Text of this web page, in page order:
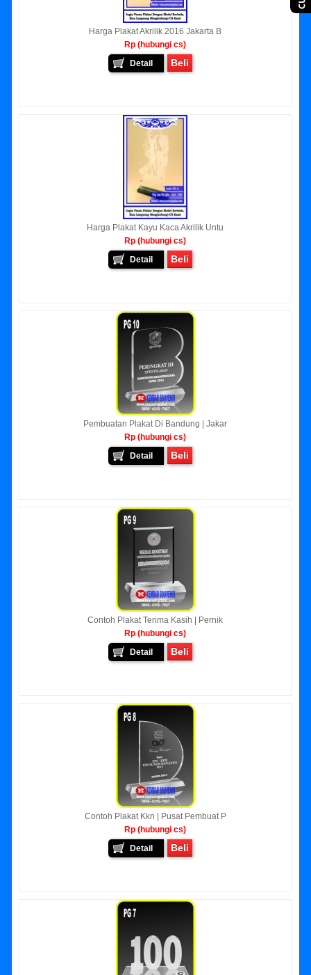
Harga Plakat Akrilik 2016 Jakarta B
Rp (hubungi cs)
Detail
Beli
Harga Plakat Kayu Kaca Akrilik Untu
Rp (hubungi cs)
Detail
Beli
Pembuatan Plakat Di Bandung | Jakar
Rp (hubungi cs)
Detail
Beli
Contoh Plakat Terima Kasih | Pernik
Rp (hubungi cs)
Detail
Beli
Contoh Plakat Kkn | Pusat Pembuat P
Rp (hubungi cs)
Detail
Beli